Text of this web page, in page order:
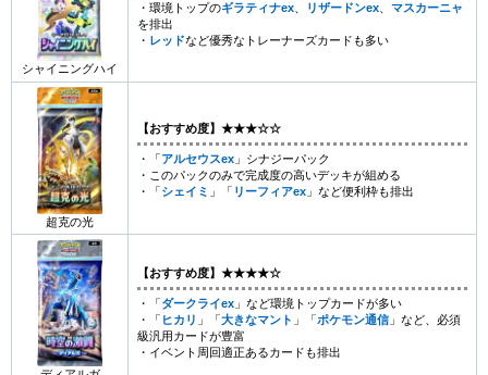
シャイニングハイ
・環境トップのギラティナex リザードンex
マスカーニャ
を排出
・ レッドなど優秀なトレーナーズカードも多い
超克の光
【おすすめ度】★★★☆☆
・「アルセウスex 」シナジーパック
・このパックのみで完成度の高いデッキが組める
・「シェイミ 」「 リーフィアex 」など便利枠も排出
【おすすめ度】★★★★☆
・「ダークライex 」など環境トップカードが多い
・「 ヒカリ 」「大きなマント 」「ポケモン通信 」など、必須
級汎用カードが豊富
・イベント周回適正あるカードも排出